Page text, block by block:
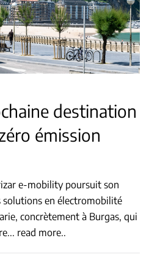
destination
émission
e-mobility poursuit son
solutions en électromobilité
concrètement à Burgas, qui
... read more..